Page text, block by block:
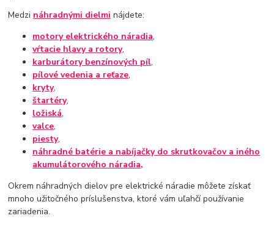
Medzi náhradnými dielmi nájdete:
motory elektrického náradia,
vŕtacie hlavy a rotory,
karburátorybenzínových píl,
pílové vedenia a reťaze,
kryty,
štartéry,
ložiská,
valce,
piesty,
náhradné batérie a nabíjačky do skrutkovačov a iného
akumulátorového náradia,
Okrem náhradných dielov pre elektrické náradie môžete získať
mnoho užitočného príslušenstva, ktoré vám uľahčí používanie
zariadenia.